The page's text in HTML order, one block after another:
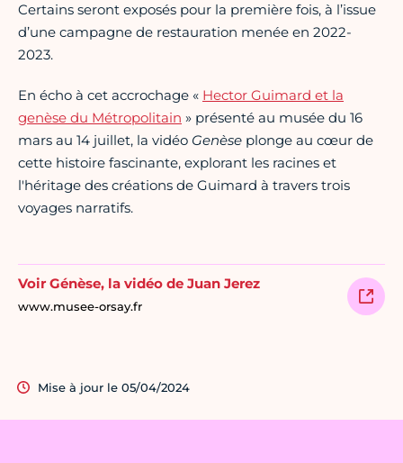
Certains seront exposés pour la première fois, à l’issue
d’une campagne de restauration menée en 2022-
2023.
En écho à cet accrochage « Hector Guimard et la
genèse du Métropolitain » présenté au musée du 16
mars au 14 juillet, la vidéo Genèse plonge au cœur de
cette histoire fascinante, explorant les racines et
l'héritage des créations de Guimard à travers trois
voyages narratifs.
Voir Génèse, la vidéo de Juan Jerez
www.musee-orsay.fr
Mise à jour le 05/04/2024